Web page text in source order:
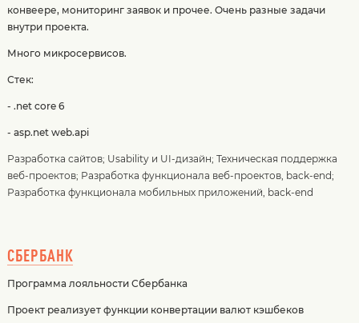
конвеере, мониторинг заявок и прочее. Очень разные задачи
внутри проекта.
Много микросервисов.
Стек:
- .net core 6
- asp.net web.api
Разработка сайтов; Usability и UI-дизайн; Техническая поддержка
веб-проектов; Разработка функционала веб-проектов, back-end;
Разработка функционала мобильных приложений, back-end
СБЕРБАНК
Программа лояльности Сбербанка
Проект реализует функции конвертации валют кэшбеков